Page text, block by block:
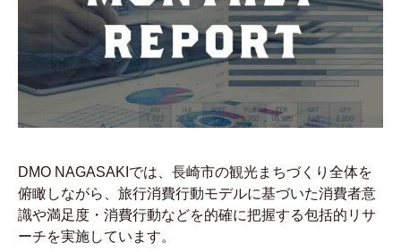
DMO NAGASAKIでは、長崎市の観光まちづくり全体を
俯瞰しながら、旅行消費行動モデルに基づいた消費者意
識や満足度・消費行動などを的確に把握する包括的リサ
ーチを実施しています。